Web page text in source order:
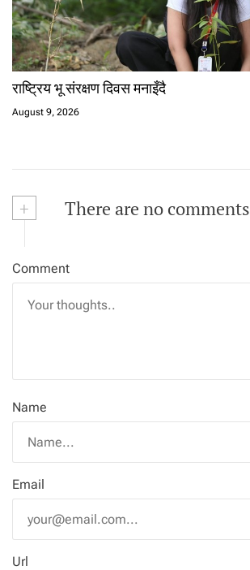
राष्ट्रिय भू संरक्षण दिवस मनाइँदै
August 9, 2026
+ There are no comments
Comment
Name
Email
Url